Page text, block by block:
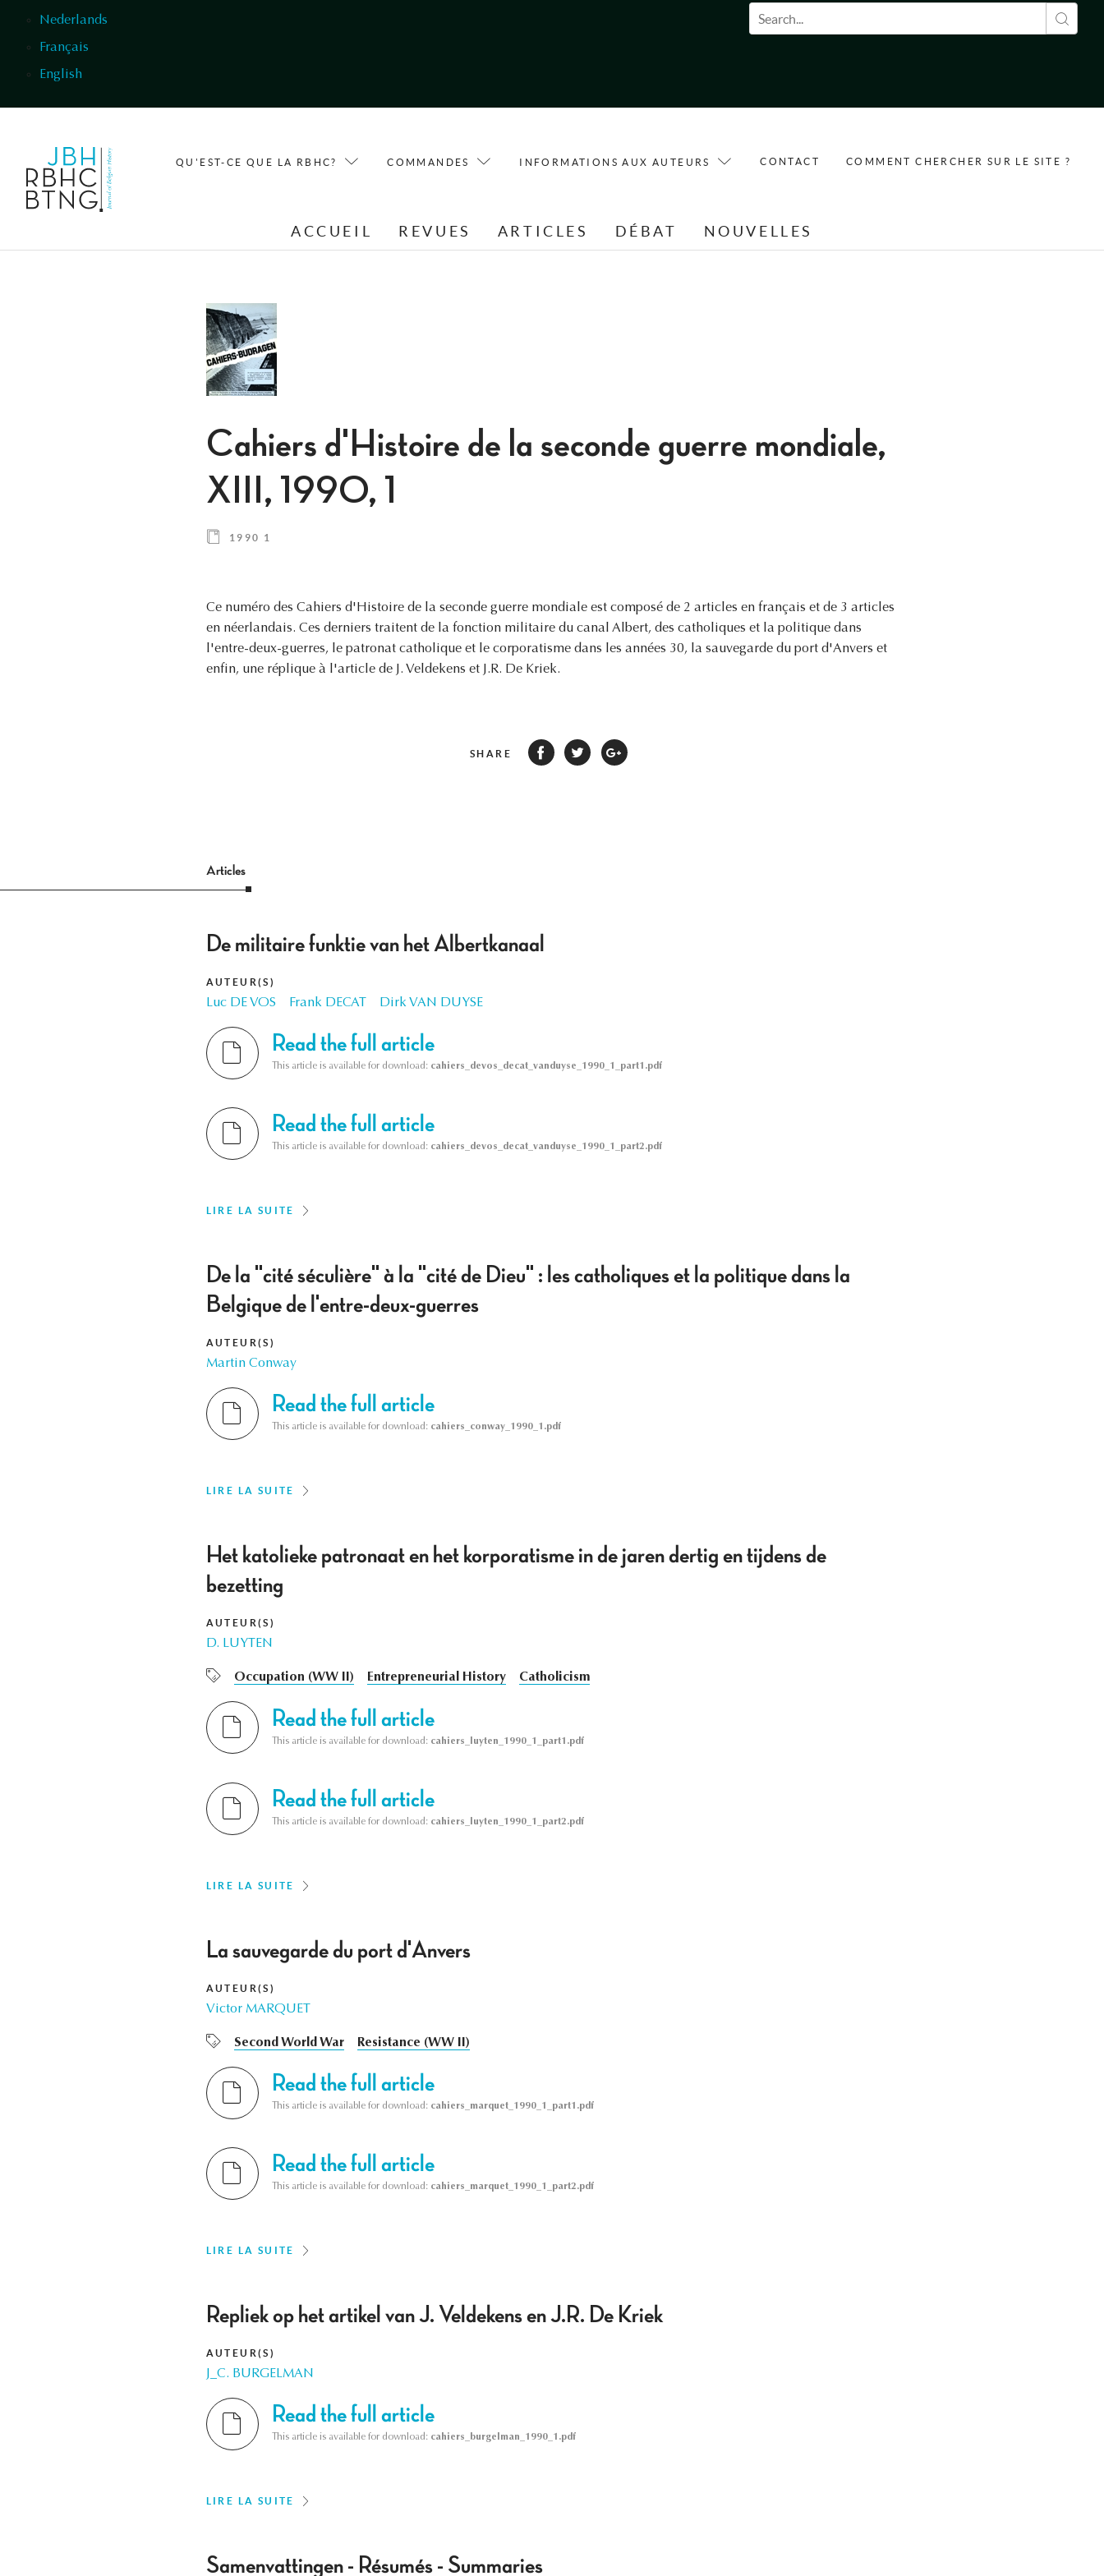
Nederlands
Français
English
Formulaire de recherche
QU'EST-CE QUE LA RBHC? COMMANDES INFORMATIONS AUX AUTEURS CONTACT COMMENT CHERCHER SUR LE SITE ?
ACCUEIL REVUES ARTICLES DÉBAT NOUVELLES
Cahiers d'Histoire de la seconde guerre mondiale,
XIII, 1990, 1
1990 1
Ce numéro des Cahiers d'Histoire de la seconde guerre mondiale est composé de 2 articles en français et de 3 articles
en néerlandais. Ces derniers traitent de la fonction militaire du canal Albert, des catholiques et la politique dans
l'entre-deux-guerres, le patronat catholique et le corporatisme dans les années 30, la sauvegarde du port d'Anvers et
enfin, une réplique à l'article de J. Veldekens et J.R. De Kriek.
SHARE
Articles
De militaire funktie van het Albertkanaal
AUTEUR(S)
Luc DE VOS Frank DECAT Dirk VAN DUYSE
Read the full article
This article is available for download: cahiers_devos_decat_vanduyse_1990_1_part1.pdf
Read the full article
This article is available for download: cahiers_devos_decat_vanduyse_1990_1_part2.pdf
LIRE LA SUITE
De la "cité séculière" à la "cité de Dieu" : les catholiques et la politique dans la
Belgique de l'entre-deux-guerres
AUTEUR(S)
Martin Conway
Read the full article
This article is available for download: cahiers_conway_1990_1.pdf
LIRE LA SUITE
Het katolieke patronaat en het korporatisme in de jaren dertig en tijdens de
bezetting
AUTEUR(S)
D. LUYTEN
Occupation (WW II) Entrepreneurial History Catholicism
Read the full article
This article is available for download: cahiers_luyten_1990_1_part1.pdf
Read the full article
This article is available for download: cahiers_luyten_1990_1_part2.pdf
LIRE LA SUITE
La sauvegarde du port d'Anvers
AUTEUR(S)
Victor MARQUET
Second World War Resistance (WW II)
Read the full article
This article is available for download: cahiers_marquet_1990_1_part1.pdf
Read the full article
This article is available for download: cahiers_marquet_1990_1_part2.pdf
LIRE LA SUITE
Repliek op het artikel van J. Veldekens en J.R. De Kriek
AUTEUR(S)
J_C. BURGELMAN
Read the full article
This article is available for download: cahiers_burgelman_1990_1.pdf
LIRE LA SUITE
Samenvattingen - Résumés - Summaries